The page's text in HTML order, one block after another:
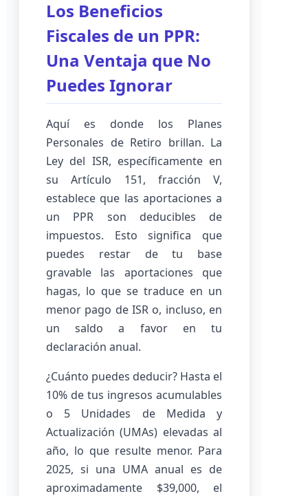
Los Beneficios
Fiscales de un PPR:
Una Ventaja que No
Puedes Ignorar
Aquí es donde los Planes
Personales de Retiro brillan. La
Ley del ISR, específicamente en
su Artículo 151, fracción V,
establece que las aportaciones a
un PPR son deducibles de
impuestos. Esto significa que
puedes restar de tu base
gravable las aportaciones que
hagas, lo que se traduce en un
menor pago de ISR o, incluso, en
un saldo a favor en tu
declaración anual.
¿Cuánto puedes deducir? Hasta el
10% de tus ingresos acumulables
o 5 Unidades de Medida y
Actualización (UMAs) elevadas al
año, lo que resulte menor. Para
2025, si una UMA anual es de
aproximadamente $39,000, el